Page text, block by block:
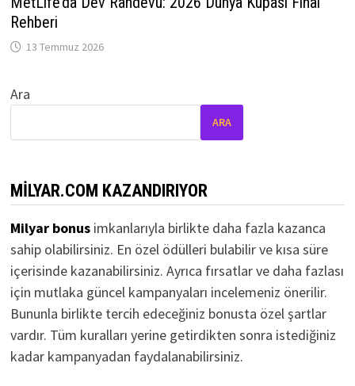
Rehberi
13 Temmuz 2026
Ara
ARA
MILYAR.COM KAZANDIRIYOR
Milyar bonus imkanlarıyla birlikte daha fazla kazanca
sahip olabilirsiniz. En özel ödülleri bulabilir ve kısa süre
içerisinde kazanabilirsiniz. Ayrıca fırsatlar ve daha fazlası
için mutlaka güncel kampanyaları incelemeniz önerilir.
Bununla birlikte tercih edeceğiniz bonusta özel şartlar
vardır. Tüm kuralları yerine getirdikten sonra istediğiniz
kadar kampanyadan faydalanabilirsiniz.